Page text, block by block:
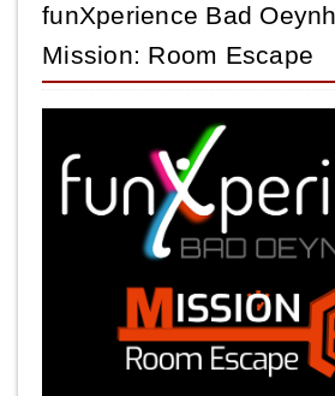
funXperience Bad
Mission: Room Escape